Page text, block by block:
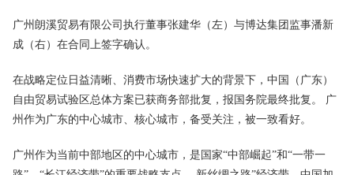
广州朗溪贸易有限公司执行董事张建华（左）与博达集团监事潘新
成（右）在合同上签字确认。
在战略定位日益清晰、消费市场快速扩大的背景下，中国（广东）
自由贸易试验区总体方案已获商务部批复，报国务院最终批复。 广
州作为广东的中心城市、核心城市，备受关注，被一致看好。
广州作为当前中部地区的中心城市，是国家“中部崛起”和“一带一